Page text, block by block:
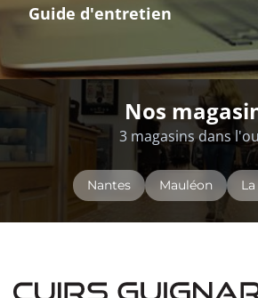
Guide d'entretien
Nos
3 magasins dans
Nantes Mauléon